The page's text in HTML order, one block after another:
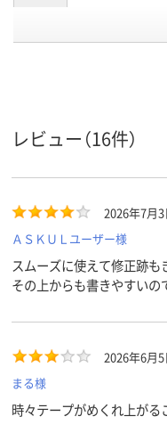
アスクル
レビュー（16件）
2026年7月3
ＡＳＫＵＬユーザー様
スムーズに使えて修正跡も
その上からも書きやすいの
2026年6月5
まる様
時々テープがめくれ上がる